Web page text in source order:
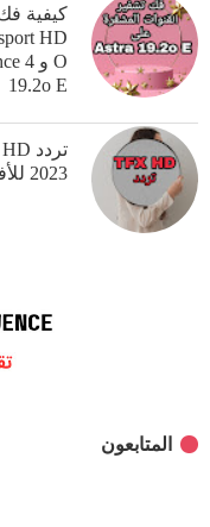
19.2o E
2023 للأفلام الرومانسية
المتابعون